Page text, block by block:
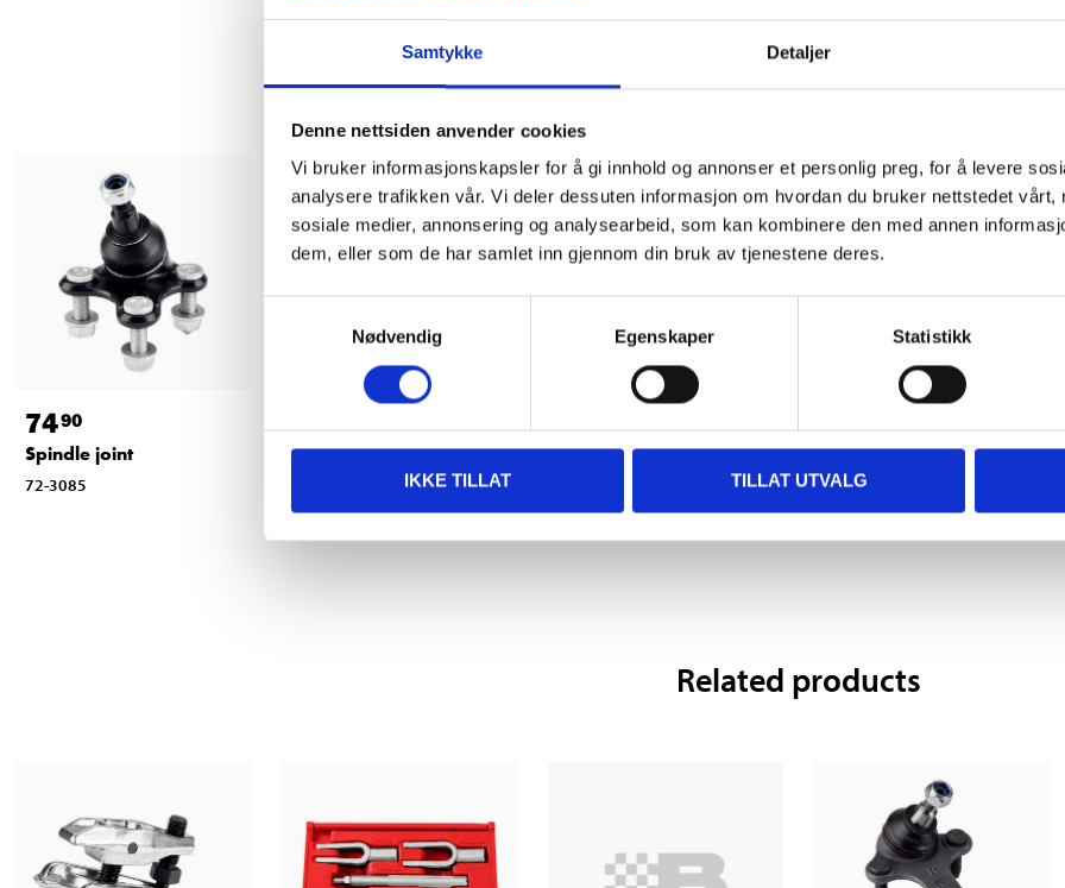
Samtykke Detaljer
Denne nettsiden anvender cookies
Vi bruker informasjonskapsler for å gi innhold og annonser et personlig preg, for å levere
analysere trafikken vår. Vi deler dessuten informasjon om hvordan du bruker nettstedet vårt,
sosiale medier, annonsering og analysearbeid, som kan kombinere den med annen
dem, eller som de har samlet inn gjennom din bruk av tjenestene deres.
Nødvendig
Egenskaper Statistikk
IKKE TILLAT TILLAT UTVALG
Other customers also bought
7490
Spindle joint
72-3085
69
Stabiliser links
135,-
Steering joint
135,-
Steering joint
72-866
Related products